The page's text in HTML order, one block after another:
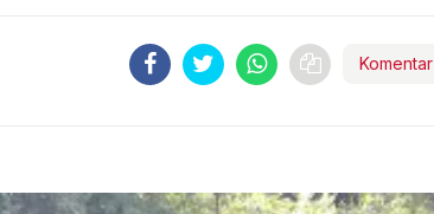
Komentar